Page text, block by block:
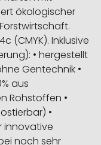
ökologischer
(CMYK). Inklusive
• hergestellt
Gentechnik •
aus
Rohstoffen •
•
innovative
noch sehr